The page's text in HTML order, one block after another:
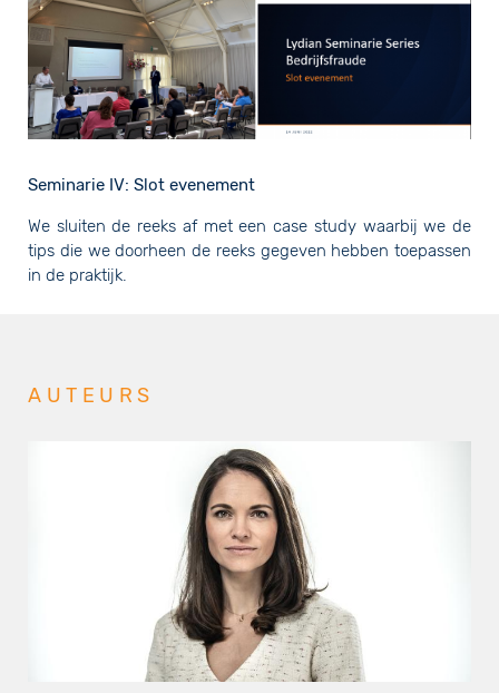
Seminarie IV: Slot evenement
We sluiten de reeks af met een case study waarbij we de
tips die we doorheen de reeks gegeven hebben toepassen
in de praktijk.
AUTEURS